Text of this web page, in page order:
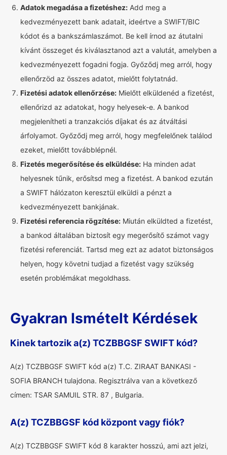
Adatok megadása a fizetéshez: Add meg a
kedvezményezett bank adatait, ideértve a SWIFT/BIC
kódot és a bankszámlaszámot. Be kell írnod az átutalni
kívánt összeget és kiválasztanod azt a valutát, amelyben a
kedvezményezett fogadni fogja. Győződj meg arról, hogy
ellenőrzöd az összes adatot, mielőtt folytatnád.
Fizetési adatok ellenőrzése: Mielőtt elküldenéd a fizetést,
ellenőrizd az adatokat, hogy helyesek-e. A bankod
megjelenítheti a tranzakciós díjakat és az átváltási
árfolyamot. Győződj meg arról, hogy megfelelőnek találod
ezeket, mielőtt továbblépnél.
Fizetés megerősítése és elküldése: Ha minden adat
helyesnek tűnik, erősítsd meg a fizetést. A bankod ezután
a SWIFT hálózaton keresztül elküldi a pénzt a
kedvezményezett bankjának.
Fizetési referencia rögzítése: Miután elküldted a fizetést,
a bankod általában biztosít egy megerősítő számot vagy
fizetési referenciát. Tartsd meg ezt az adatot biztonságos
helyen, hogy követni tudjad a fizetést vagy szükség
esetén problémákat megoldhass.
Gyakran Ismételt Kérdések
Kinek tartozik a(z) TCZBBGSF SWIFT kód?
A(z) TCZBBGSF SWIFT kód a(z) T.C. ZIRAAT BANKASI -
SOFIA BRANCH tulajdona. Regisztrálva van a következő
címen: TSAR SAMUIL STR. 87 , Bulgaria.
A(z) TCZBBGSF kód központ vagy fiók?
A(z) TCZBBGSF SWIFT kód 8 karakter hosszú, ami azt jelzi,